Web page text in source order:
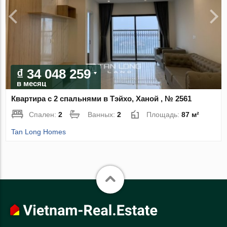
₫ 34 048 259
в месяц
Квартира с 2 спальнями в Тэйхо, Ханой , № 2561
Спален:2 Ванных:2 Площадь:87 м²
Tan Long Homes